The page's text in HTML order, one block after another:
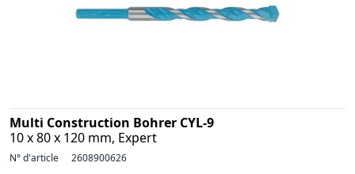
Multi Construction Bohrer CYL-9
10 x 80 x 120 mm, Expert
N° d'article 2608900626